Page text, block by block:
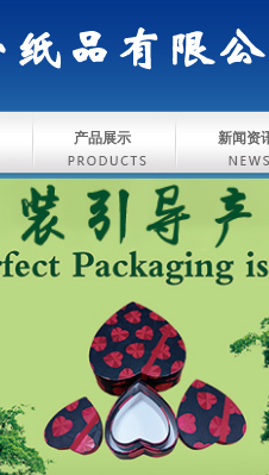
产品展示 新闻资